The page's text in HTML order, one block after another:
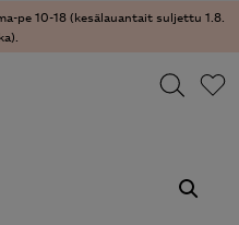
pe 10-18 (kesälauantait suljettu 1.8.